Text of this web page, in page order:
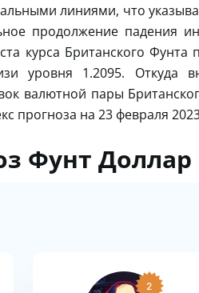
линиями, что
продолжение падения
курса Британского
уровня 1.2095. Откуда
валютной пары
прогноза на 23 февраля
Фунт
2